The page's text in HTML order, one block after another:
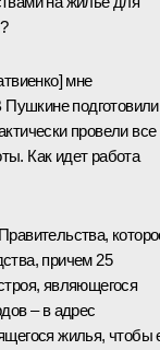
мне
Пушкине подготовили
провели все
Как идет работа
причем 25
являющегося
– в адрес
жилья, чтобы